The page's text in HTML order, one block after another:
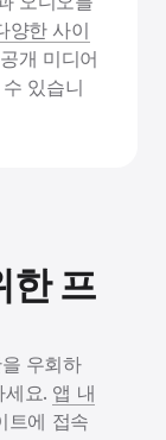
양한 사이
개 미디어
있습니
한 프
우회하
요. 앱 내
트에 접속